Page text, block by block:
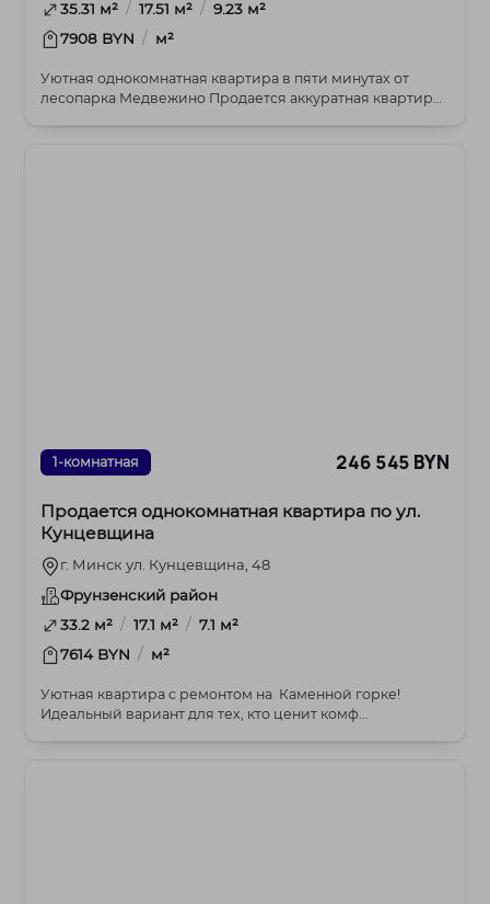
35.31 м² / 17.51 м² / 9.23 м²
7908 BYN / м²
Уютная однокомнатная квартира в пяти минутах от
лесопарка Медвежино Продается аккуратная квартира
1-комнатная 246 545 BYN
Продается однокомнатная квартира по ул.
Кунцевщина
г. Минск ул. Кунцевщина, 48
Фрунзенский район
33.2 м² / 17.1 м² / 7.1 м²
7614 BYN / м²
Уютная квартира с ремонтом на Каменной горке!
Идеальный вариант для тех, кто ценит комф...